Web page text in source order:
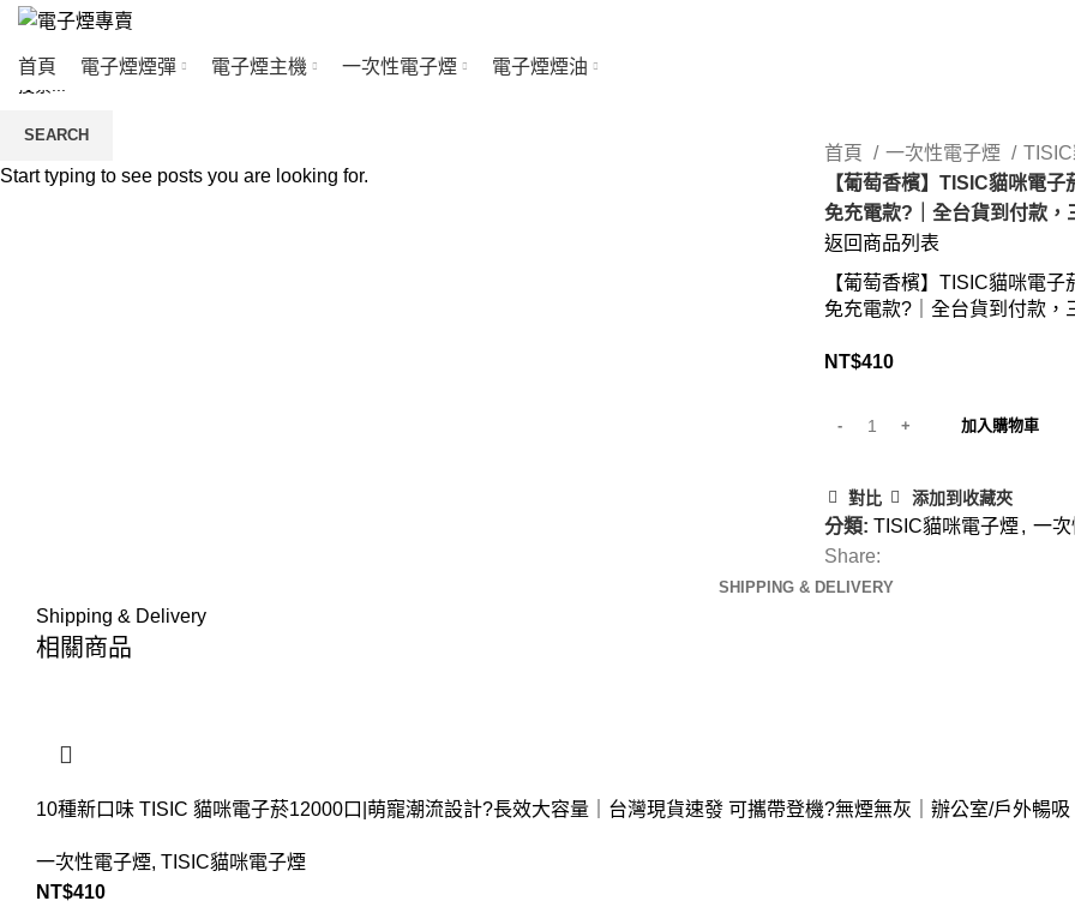
首頁 電子煙煙彈 電子煙主機 一次性電子煙 電子煙煙油
Click to enlarge
首頁 一次性電子煙
【葡萄香檳】TISIC貓咪電
免充電款?｜全台貨到付款，
返回商品列表
【葡萄香檳】TISIC貓咪電
免充電款?｜全台貨到付款，
NT$410
加入購物車
對比 添加到收藏夾
分類: TISIC貓咪電子煙 , 一
Share:
SHIPPING & DELIVERY
Shipping & Delivery
相關商品
10種新口味 TISIC 貓咪電子菸12000口|萌寵潮流設計?長效大容量｜台灣現貨速發 可攜帶登機?無煙無灰｜辦公室/戶外暢吸
一次性電子煙, TISIC貓咪電子煙
NT$410
SEARCH
Start typing to see posts you are looking for.